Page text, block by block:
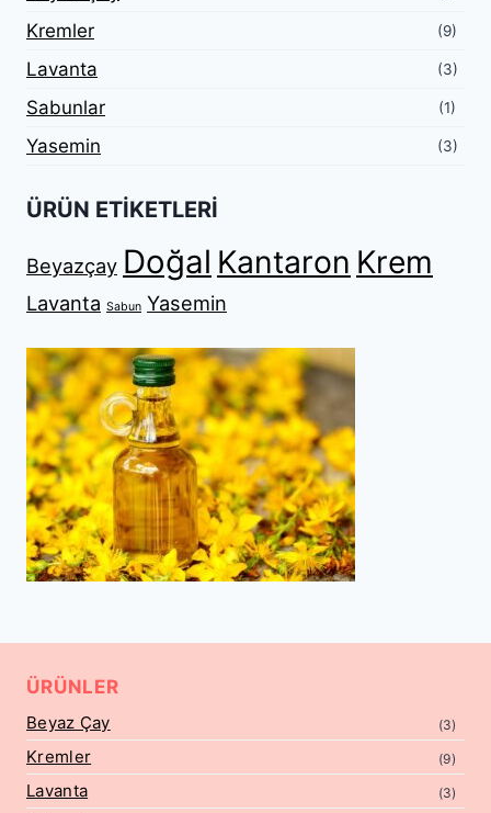
Kremler (9)
Lavanta (3)
Sabunlar (1)
Yasemin (3)
ÜRÜN ETIKETLERI
Beyazçay Doğal Kantaron Krem
Lavanta Sabun Yasemin
ÜRÜNLER
Beyaz Çay (3)
Kremler (9)
Lavanta (3)